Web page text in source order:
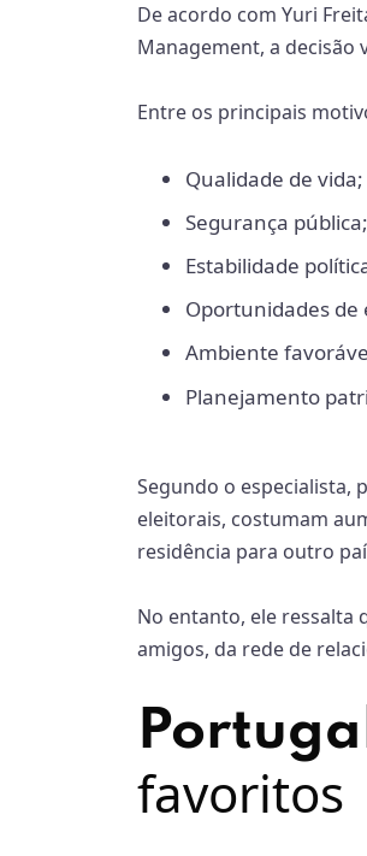
De acordo com Yuri
Management, a decisão
Entre os principais
Qualidade de vida;
Segurança pública;
Estabilidade
Oportunidades de
Ambiente
Planejamento
Segundo o especialista,
eleitorais, costumam
residência para outro
No entanto, ele ressalta
amigos, da rede de
favoritos